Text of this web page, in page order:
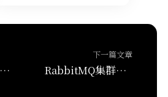
Spark性能优化指南——高级篇
下一篇文章
RabbitMQ集群部署過程記錄